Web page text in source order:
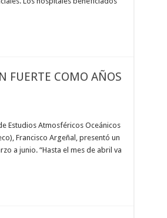
FUERTE COMO AÑOS
Estudios Atmosféricos Oceánicos
Francisco Argeñal, presentó un
a junio. “Hasta el mes de abril va